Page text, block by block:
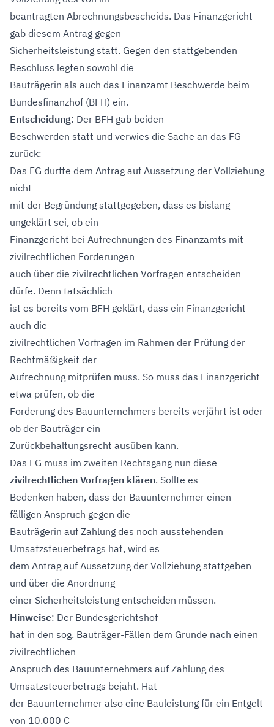
beantragten Abrechnungsbescheids. Das Finanzgericht
gab diesem Antrag gegen
Sicherheitsleistung statt. Gegen den stattgebenden
Beschluss legten sowohl die
Bauträgerin als auch das Finanzamt Beschwerde beim
Bundesfinanzhof (BFH) ein.
Entscheidung: Der BFH gab beiden
Beschwerden statt und verwies die Sache an das FG
zurück:
Das FG durfte dem Antrag auf Aussetzung der Vollziehung
nicht
mit der Begründung stattgegeben, dass es bislang
ungeklärt sei, ob ein
Finanzgericht bei Aufrechnungen des Finanzamts mit
zivilrechtlichen Forderungen
auch über die zivilrechtlichen Vorfragen entscheiden
dürfe. Denn tatsächlich
ist es bereits vom BFH geklärt, dass ein Finanzgericht
auch die
zivilrechtlichen Vorfragen im Rahmen der Prüfung der
Rechtmäßigkeit der
Aufrechnung mitprüfen muss. So muss das Finanzgericht
etwa prüfen, ob die
Forderung des Bauunternehmers bereits verjährt ist oder
ob der Bauträger ein
Zurückbehaltungsrecht ausüben kann.
Das FG muss im zweiten Rechtsgang nun diese
zivilrechtlichen Vorfragen klären. Sollte es
Bedenken haben, dass der Bauunternehmer einen
fälligen Anspruch gegen die
Bauträgerin auf Zahlung des noch ausstehenden
Umsatzsteuerbetrags hat, wird es
dem Antrag auf Aussetzung der Vollziehung stattgeben
und über die Anordnung
einer Sicherheitsleistung entscheiden müssen.
Hinweise: Der Bundesgerichtshof
hat in den sog. Bauträger-Fällen dem Grunde nach einen
zivilrechtlichen
Anspruch des Bauunternehmers auf Zahlung des
Umsatzsteuerbetrags bejaht. Hat
der Bauunternehmer also eine Bauleistung für ein Entgelt
von 10.000 €